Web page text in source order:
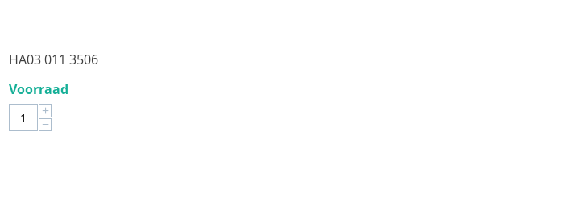
HA03 011 3506
Voorraad
+
−